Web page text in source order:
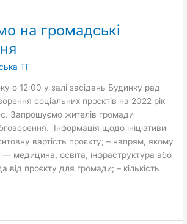
на громадські
ТГ
о 12:00 у залі засідань Будинку рад
соціальних проєктів на 2022 рік
Запрошуємо жителів громади
Інформація щодо ініціативи
вартість проєкту; – напрям, якому
медицина, освіта, інфраструктура або
від проєкту для громади; – кількість